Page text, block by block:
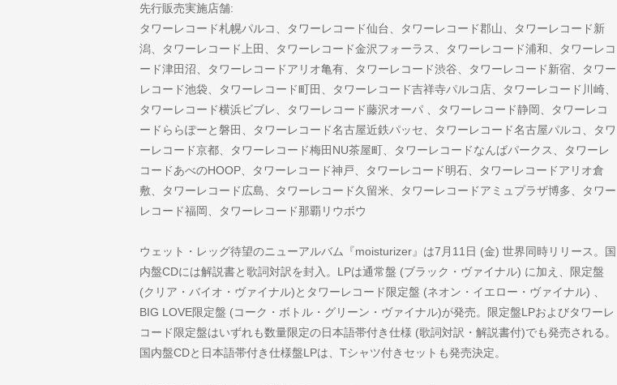
先行販売実施店舗:
タワーレコード札幌パルコ、タワーレコード仙台、タワーレコード郡山、タワーレコード新
潟、タワーレコード上田、タワーレコード金沢フォーラス、タワーレコード浦和、タワーレコ
ード津田沼、タワーレコードアリオ亀有、タワーレコード渋谷、タワーレコード新宿、タワー
レコード池袋、タワーレコード町田、タワーレコード吉祥寺パルコ店、タワーレコード川崎、
タワーレコード横浜ビブレ、タワーレコード藤沢オーパ 、タワーレコード静岡、タワーレコ
ードららぽーと磐田、タワーレコード名古屋近鉄パッセ、タワーレコード名古屋パルコ、タワ
ーレコード京都、タワーレコード梅田NU茶屋町、タワーレコードなんばパークス、タワーレ
コードあべのHOOP、タワーレコード神戸、タワーレコード明石、タワーレコードアリオ倉
敷、タワーレコード広島、タワーレコード久留米、タワーレコードアミュプラザ博多、タワー
レコード福岡、タワーレコード那覇リウボウ
ウェット・レッグ待望のニューアルバム『moisturizer』は7月11日 (金) 世界同時リリース。国
内盤CDには解説書と歌詞対訳を封入。LPは通常盤 (ブラック・ヴァイナル) に加え、限定盤
(クリア・バイオ・ヴァイナル)とタワーレコード限定盤 (ネオン・イエロー・ヴァイナル) 、
BIG LOVE限定盤 (コーク・ボトル・グリーン・ヴァイナル)が発売。限定盤LPおよびタワーレ
コード限定盤はいずれも数量限定の日本語帯付き仕様 (歌詞対訳・解説書付)でも発売される。
国内盤CDと日本語帯付き仕様盤LPは、Tシャツ付きセットも発売決定。